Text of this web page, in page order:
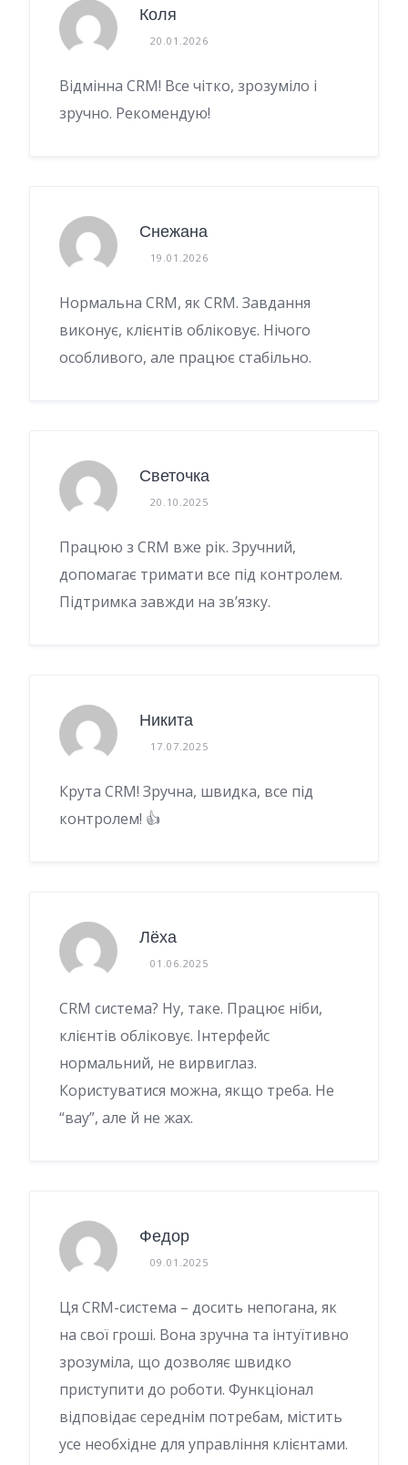
Коля
20.01.2026
Відмінна CRM! Все чітко, зрозуміло і
зручно. Рекомендую!
Снежана
19.01.2026
Нормальна CRM, як CRM. Завдання
виконує, клієнтів обліковує. Нічого
особливого, але працює стабільно.
Светочка
20.10.2025
Працюю з CRM вже рік. Зручний,
допомагає тримати все під контролем.
Підтримка завжди на зв’язку.
Никита
17.07.2025
Крута CRM! Зручна, швидка, все під
контролем! 👍
Лёха
01.06.2025
CRM система? Ну, таке. Працює ніби,
клієнтів обліковує. Інтерфейс
нормальний, не вирвиглаз.
Користуватися можна, якщо треба. Не
“вау”, але й не жах.
Федор
09.01.2025
Ця CRM-система – досить непогана, як
на свої гроші. Вона зручна та інтуїтивно
зрозуміла, що дозволяє швидко
приступити до роботи. Функціонал
відповідає середнім потребам, містить
усе необхідне для управління клієнтами.